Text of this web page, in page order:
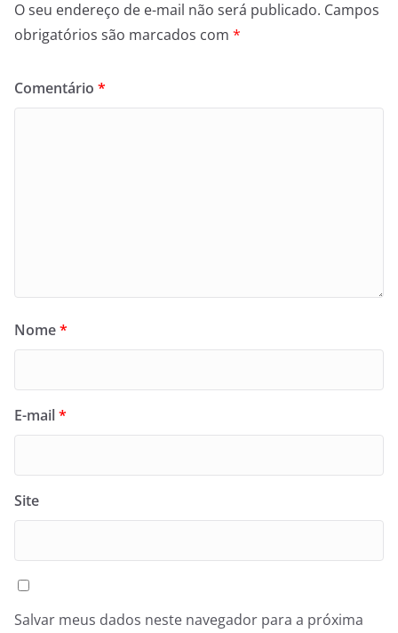
O seu endereço de e-mail não será publicado. Campos
obrigatórios são marcados com *
Comentário *
Nome*
E-mail*
Site
Salvar meus dados neste navegador para a próxima